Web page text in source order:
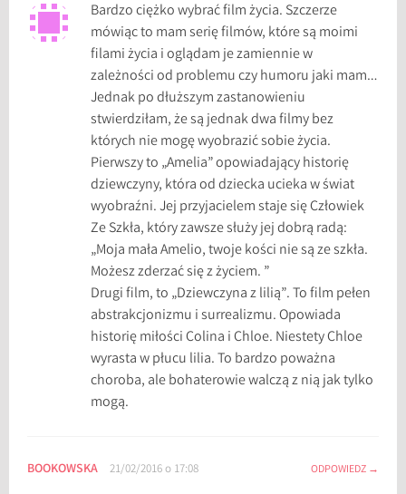
z
e
f
i
l
m
y
,
p
r
z
e
w
o
d
n
i
k
m
Bardzo ciężko wybrać film życia. Szczerze
mówiąc to mam serię filmów, które są moimi
filami życia i oglądam je zamiennie w
zależności od problemu czy humoru jaki mam…
Jednak po dłuższym zastanowieniu
stwierdziłam, że są jednak dwa filmy bez
których nie mogę wyobrazić sobie życia.
Pierwszy to „Amelia” opowiadający historię
dziewczyny, która od dziecka ucieka w świat
wyobraźni. Jej przyjacielem staje się Człowiek
Ze Szkła, który zawsze służy jej dobrą radą:
„Moja mała Amelio, twoje kości nie są ze szkła.
Możesz zderzać się z życiem. ”
Drugi film, to „Dziewczyna z lilią”. To film pełen
abstrakcjonizmu i surrealizmu. Opowiada
historię miłości Colina i Chloe. Niestety Chloe
wyrasta w płucu lilia. To bardzo poważna
choroba, ale bohaterowie walczą z nią jak tylko
mogą.
BOOKOWSKA 21/02/2016 o 17:08 ODPOWIEDZ